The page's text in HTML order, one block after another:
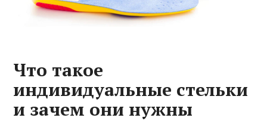
Что такое
индивидуальные стельки
и зачем они нужны